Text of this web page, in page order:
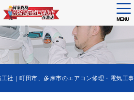
MENU
工社｜町田市、多摩市のエアコン修理・電気